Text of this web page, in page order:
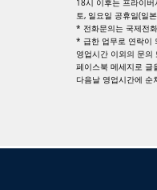
18시 이후는 프라이버
토, 일요일 공휴일(일
* 전화문의는 국제전
* 급한 업무로 연락이
영업시간 이외의 문의
페이스북 메세지로 글
다음날 영업시간에 순